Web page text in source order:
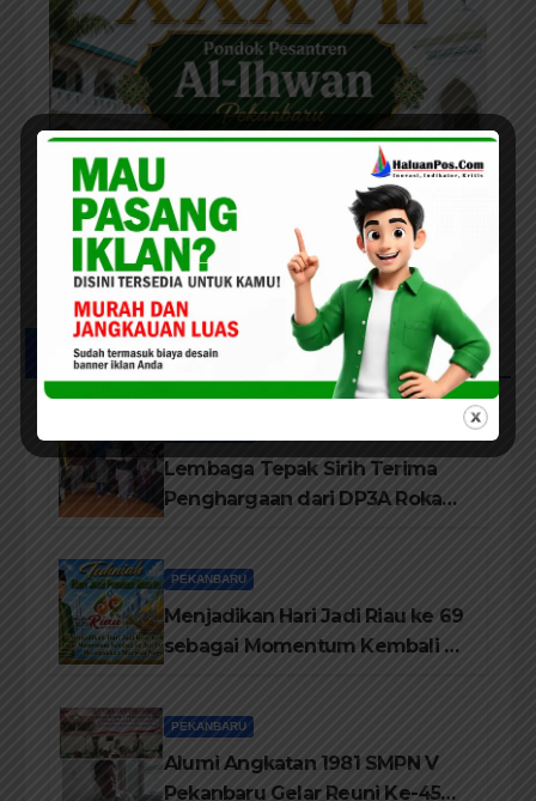
Posts List
Lembaga Tepak Sirih Terima
Penghargaan dari DP3A Rokan
PEKANBARU
Menjadikan Hari Jadi Riau ke 69
sebagai Momentum Kembali ke
PEKANBARU
Alumi Angkatan 1981 SMPN V
Pekanbaru Gelar Reuni Ke-45